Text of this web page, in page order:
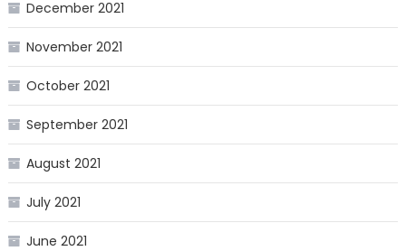
December 2021
November 2021
October 2021
September 2021
August 2021
July 2021
June 2021